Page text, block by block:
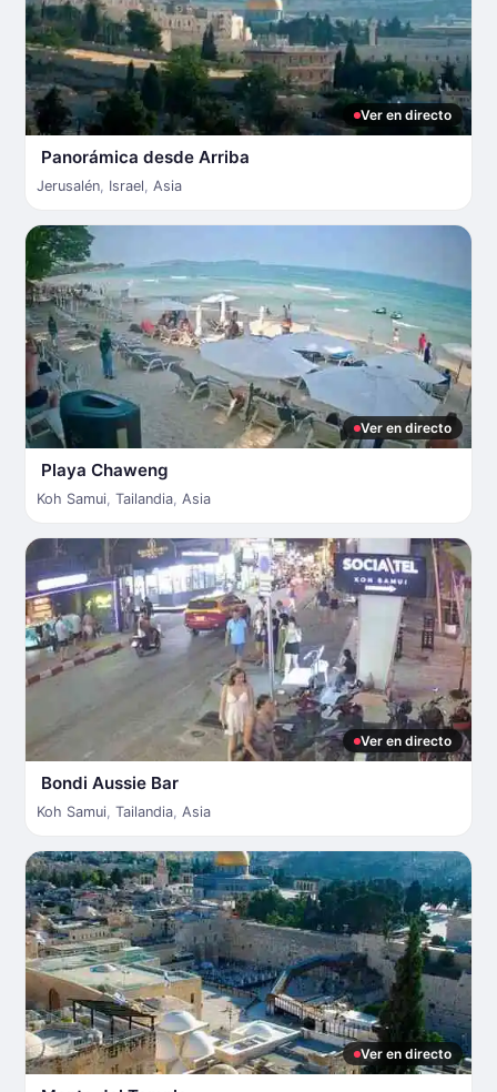
Ver en directo
Panorámica desde Arriba
Jerusalén, Israel, Asia
Ver en directo
Playa Chaweng
Koh Samui, Tailandia, Asia
Ver en directo
Bondi Aussie Bar
Koh Samui, Tailandia, Asia
Ver en directo